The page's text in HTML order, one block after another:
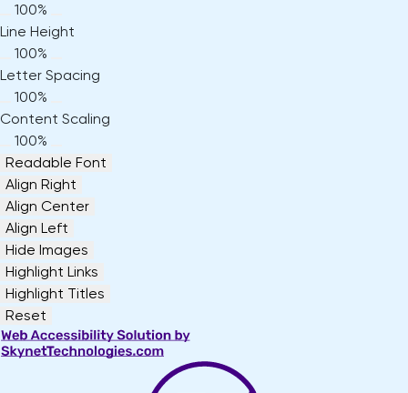
100%
Line Height
100%
Letter Spacing
100%
Content Scaling
100%
Readable Font
Align Right
Align Center
Align Left
Hide Images
Highlight Links
Highlight Titles
Reset